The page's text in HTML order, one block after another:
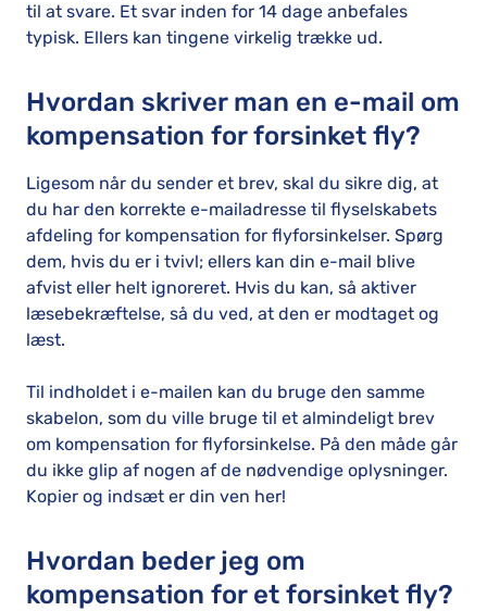
til at svare. Et svar inden for 14 dage anbefales
typisk. Ellers kan tingene virkelig trække ud.
Hvordan skriver man en e-mail om
kompensation for forsinket fly?
Ligesom når du sender et brev, skal du sikre dig, at
du har den korrekte e-mailadresse til flyselskabets
afdeling for kompensation for flyforsinkelser. Spørg
dem, hvis du er i tvivl; ellers kan din e-mail blive
afvist eller helt ignoreret. Hvis du kan, så aktiver
læsebekræftelse, så du ved, at den er modtaget og
læst.
Til indholdet i e-mailen kan du bruge den samme
skabelon, som du ville bruge til et almindeligt brev
om kompensation for flyforsinkelse. På den måde går
du ikke glip af nogen af de nødvendige oplysninger.
Kopier og indsæt er din ven her!
Hvordan beder jeg om
kompensation for et forsinket fly?